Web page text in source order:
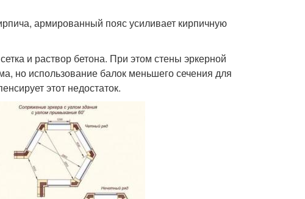
армированный пояс усиливает кирпичную
и раствор бетона. При этом стены эркерной
но использование балок меньшего сечения для
этот недостаток.